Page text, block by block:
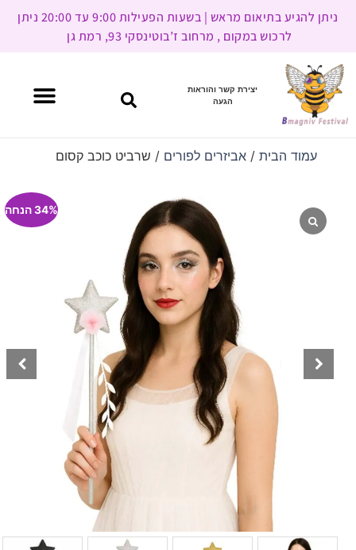
ניתן להגיע בתיאום מראש | בשעות הפעילות 9:00 עד 20:00 ניתן
לרכוש במקום , מרחוב ז’בוטינסקי 93, רמת גן
יצירת קשר והוראות
הגעה
עמוד הבית/ אביזרים לפורים / שרביט כוכב קסום
34% הנחה